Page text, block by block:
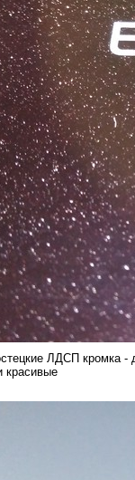
ЛДСП кромка -
красивые